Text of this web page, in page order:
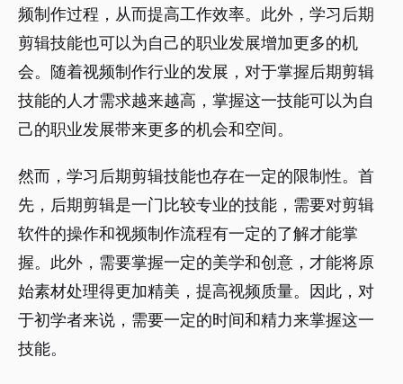
频制作过程，从而提高工作效率。此外，学习后期
剪辑技能也可以为自己的职业发展增加更多的机
会。随着视频制作行业的发展，对于掌握后期剪辑
技能的人才需求越来越高，掌握这一技能可以为自
己的职业发展带来更多的机会和空间。
然而，学习后期剪辑技能也存在一定的限制性。首
先，后期剪辑是一门比较专业的技能，需要对剪辑
软件的操作和视频制作流程有一定的了解才能掌
握。此外，需要掌握一定的美学和创意，才能将原
始素材处理得更加精美，提高视频质量。因此，对
于初学者来说，需要一定的时间和精力来掌握这一
技能。